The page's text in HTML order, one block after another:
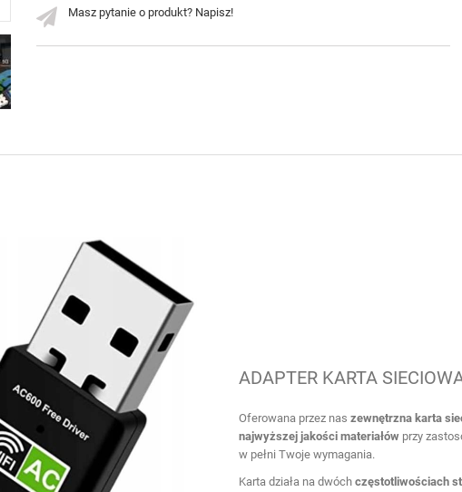
Masz pytanie o produkt? Napisz!
ADAPTER KARTA
Oferowana przez nas zewnętrzna karta
najwyższej jakości materiałówprzy
w pełni Twoje wymagania.
Karta działa na dwóch częstotliwościach